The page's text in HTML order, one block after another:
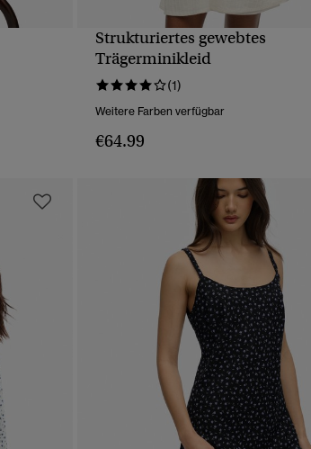
SCHNELLANSICHT
Strukturiertes gewebtes
Trägerminikleid
(1)
Weitere Farben verfügbar
€64.99